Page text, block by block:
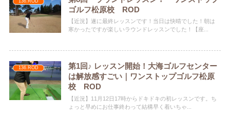
136.ROD
ゴルフ松原校 ROD
【近況】遂に最終レッスンです！当日は快晴でした！朝は
寒かったですが楽しいラウンドレッスンでした！【座...
136.ROD
第1回♪ レッスン開始！大海ゴルフセンター
は解放感すごい｜ワンストップゴルフ松原
校 ROD
【近況】11月12日17時からドキドキの初レッスンです。ち
ょっと早めにお仕事終わって結構早く着いちゃ...